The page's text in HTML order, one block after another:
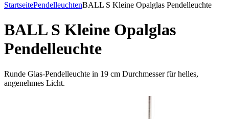
StartseitePendelleuchtenBALL S Kleine Opalglas Pendelleuchte
BALL S Kleine Opalglas
Pendelleuchte
Runde Glas-Pendelleuchte in 19 cm Durchmesser für helles,
angenehmes Licht.